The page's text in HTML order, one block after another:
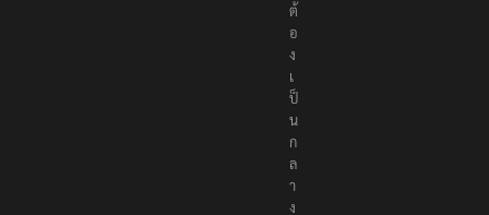
ต้
อ
ง
เ
ป็
น
ก
ล
า
ง